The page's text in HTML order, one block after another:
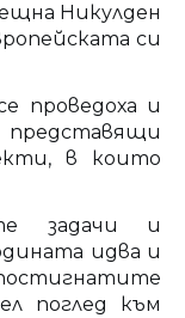
Никулден
си
проведоха и
в които
задачи и
идва и
поглед към